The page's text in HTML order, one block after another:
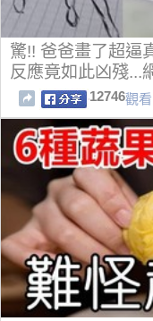
驚!! 爸爸畫了超逼
反應竟如此凶殘...
12746觀看